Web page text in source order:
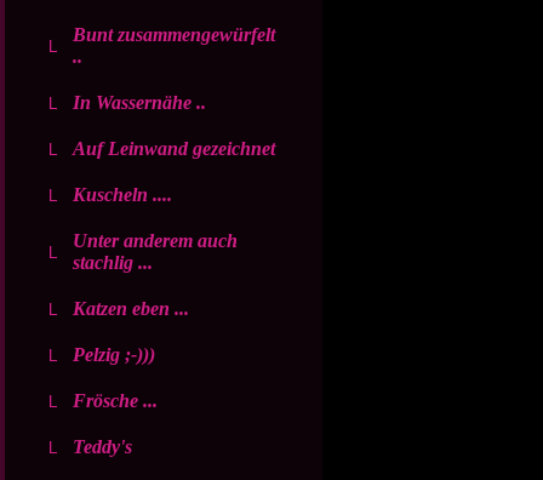
Bunt zusammengewürfelt
..
In Wassernähe ..
Auf Leinwand gezeichnet
Kuscheln ....
Unter anderem auch
stachlig ...
Katzen eben ...
Pelzig ;-)))
Frösche ...
Teddy's